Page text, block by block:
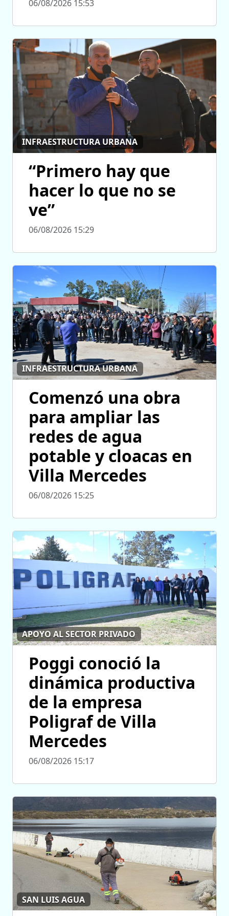
06/08/2026 15:53
INFRAESTRUCTURA URBANA
“Primero hay que
hacer lo que no se
ve”
06/08/2026 15:29
INFRAESTRUCTURA URBANA
Comenzó una obra
para ampliar las
redes de agua
potable y cloacas en
Villa Mercedes
06/08/2026 15:25
APOYO AL SECTOR PRIVADO
Poggi conoció la
dinámica productiva
de la empresa
Poligraf de Villa
Mercedes
06/08/2026 15:17
SAN LUIS AGUA